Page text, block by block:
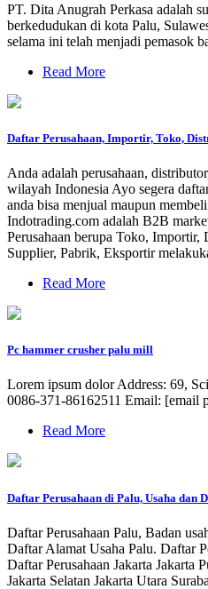
PT. Dita Anugrah Perkasa adalah
berkedudukan di kota Palu,
selama ini telah menjadi pemasok
Read More
Daftar Perusahaan, Importir, Toko,
Anda adalah perusahaan,
wilayah Indonesia Ayo segera
anda bisa menjual maupun
Indotrading.com adalah B2B
Perusahaan berupa Toko, Importir,
Supplier, Pabrik, Eksportir
Read More
Pc hammer crusher palu mill
Lorem ipsum dolor Address: 69,
0086-371-86162511 Email: [email
Read More
Daftar Perusahaan di Palu, Usaha dan
Daftar Perusahaan Palu, Badan
Daftar Alamat Usaha Palu. Daftar
Daftar Perusahaan Jakarta Jakarta
Jakarta Selatan Jakarta Utara